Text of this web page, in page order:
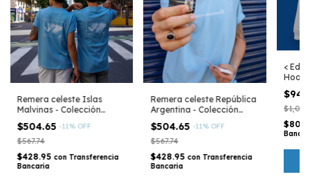
Remera celeste Islas
Malvinas - Colección
Argentina
$504.65 -11% OFF
$567.74
$428.95 con Transferencia
Bancaria
Remera celeste República
Argentina - Colección
Argentina
$504.65 -11% OFF
$567.74
$428.95 con Transferencia
Bancaria
<